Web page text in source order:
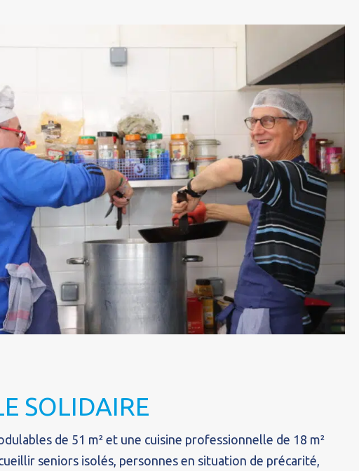
SOLIDAIRE
de 51 m² et une cuisine professionnelle de 18 m²
seniors isolés, personnes en situation de précarité,